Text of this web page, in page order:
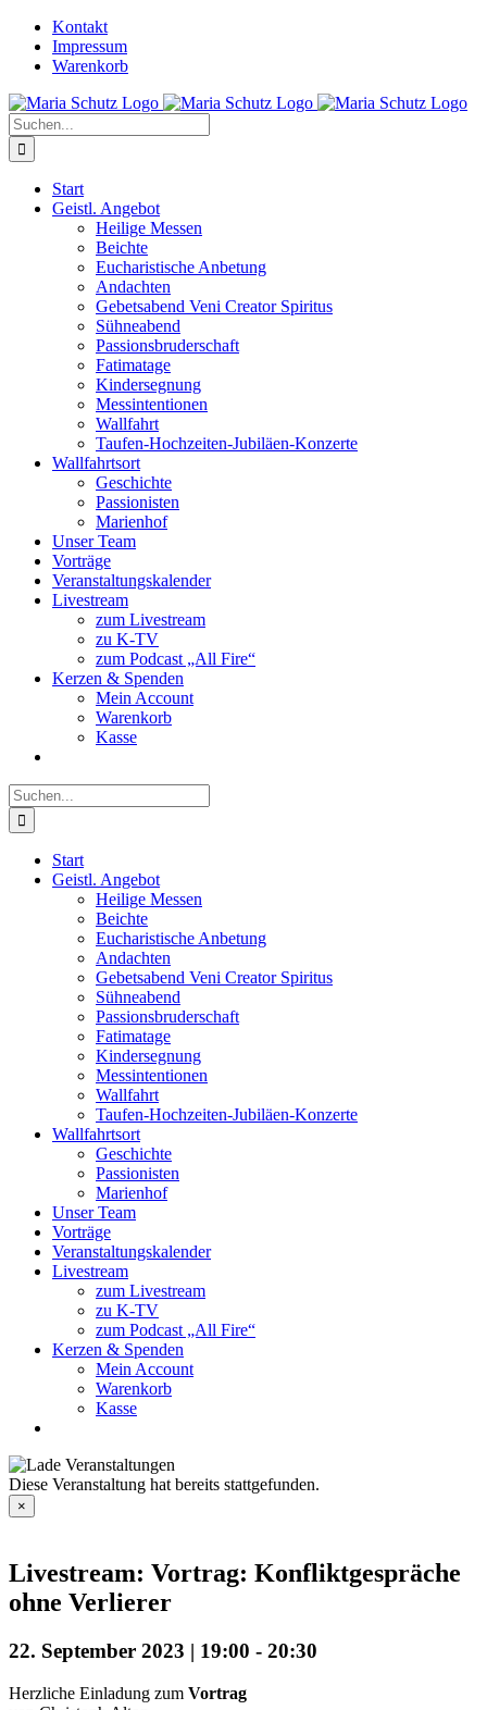
Zum
Inhalt
springen
YouTube
InstagramKontakt
Impressum
Warenkorb
Suche
nach:
Start
Geistl. Angebot
Heilige Messen
Beichte
Eucharistische Anbetung
Andachten
Gebetsabend Veni Creator Spiritus
Sühneabend
Passionsbruderschaft
Fatimatage
Kindersegnung
Messintentionen
Wallfahrt
Taufen-Hochzeiten-Jubiläen-Konzerte
Wallfahrtsort
Geschichte
Passionisten
Marienhof
Unser Team
Vorträge
Veranstaltungskalender
Livestream
zum Livestream
zu K-TV
zum Podcast „All Fire“
Kerzen & Spenden
Mein Account
Warenkorb
Kasse
Suche
nach:
Start
Geistl. Angebot
Heilige Messen
Beichte
Eucharistische Anbetung
Andachten
Gebetsabend Veni Creator Spiritus
Sühneabend
Passionsbruderschaft
Fatimatage
Kindersegnung
Messintentionen
Wallfahrt
Taufen-Hochzeiten-Jubiläen-Konzerte
Wallfahrtsort
Geschichte
Passionisten
Marienhof
Unser Team
Vorträge
Veranstaltungskalender
Livestream
zum Livestream
zu K-TV
zum Podcast „All Fire“
Kerzen & Spenden
Mein Account
Warenkorb
Kasse
Diese Veranstaltung hat bereits stattgefunden.
×
Livestream: Vortrag: Konfliktgespräche
ohne Verlierer
22. September 2023 | 19:00 - 20:30
Herzliche Einladung zum Vortrag